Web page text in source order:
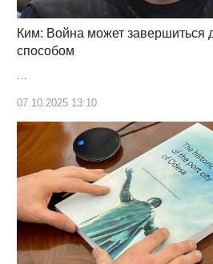
Ким: Война может завершиться
способом
07.10.2025 13:10